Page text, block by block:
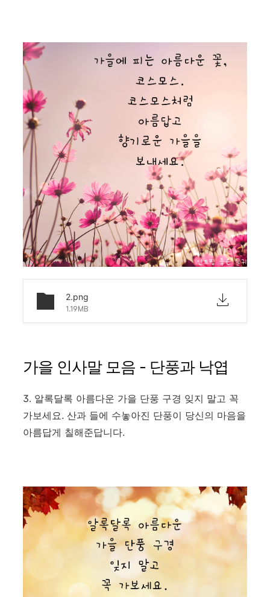
2.png
1.19MB
가을 인사말 모음 - 단풍과 낙엽
3. 알록달록 아름다운 가을 단풍 구경 잊지 말고 꼭
가보세요. 산과 들에 수놓아진 단풍이 당신의 마음을
아름답게 칠해준답니다.